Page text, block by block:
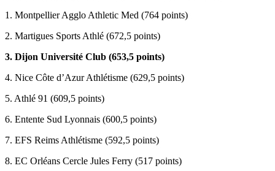
1. Montpellier Agglo Athletic Med (764 points)
2. Martigues Sports Athlé (672,5 points)
3. Dijon Université Club (653,5 points)
4. Nice Côte d’Azur Athlétisme (629,5 points)
5. Athlé 91 (609,5 points)
6. Entente Sud Lyonnais (600,5 points)
7. EFS Reims Athlétisme (592,5 points)
8. EC Orléans Cercle Jules Ferry (517 points)